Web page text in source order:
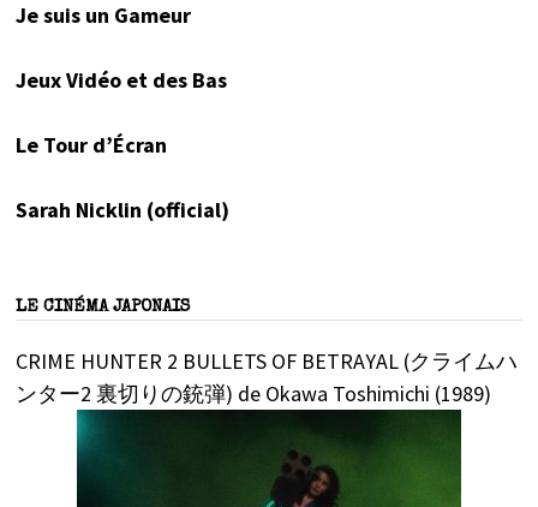
Je suis un Gameur
Jeux Vidéo et des Bas
Le Tour d’Écran
Sarah Nicklin (official)
LE CINÉMA JAPONAIS
CRIME HUNTER 2 BULLETS OF BETRAYAL (クライムハ
ンター2 裏切りの銃弾) de Okawa Toshimichi (1989)